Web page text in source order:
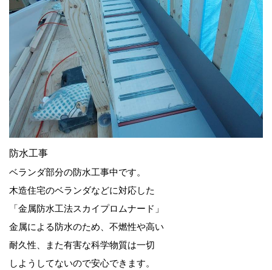
防水工事
ベランダ部分の防水工事中です。
木造住宅のベランダなどに対応した
「金属防水工法スカイプロムナード」
金属による防水のため、不燃性や高い
耐久性、また有害な科学物質は一切
しようしてないので安心できます。